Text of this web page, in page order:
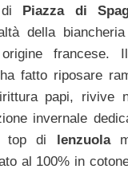
Piazza di
della
origine
fatto riposare
papi, rivive
invernale
top di lenzuola
al 100% in